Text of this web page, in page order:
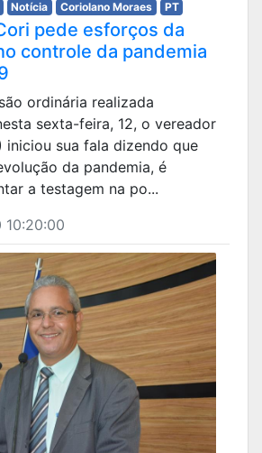
Notícia Coriolano Moraes PT
pede esforços da
controle da pandemia
ordinária realizada
sexta-feira, 12, o vereador
iniciou sua fala dizendo que
da pandemia, é
a testagem na po...